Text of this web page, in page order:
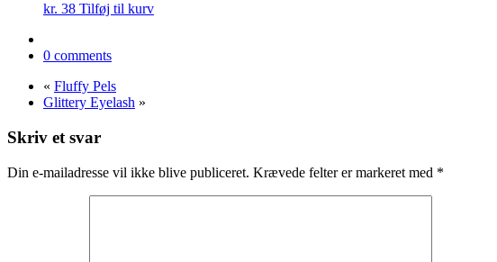
kr. 38 Tilføj til kurv
0 comments
« Fluffy Pels
Glittery Eyelash »
Skriv et svar
Din e-mailadresse vil ikke blive publiceret. Krævede felter er markeret med *